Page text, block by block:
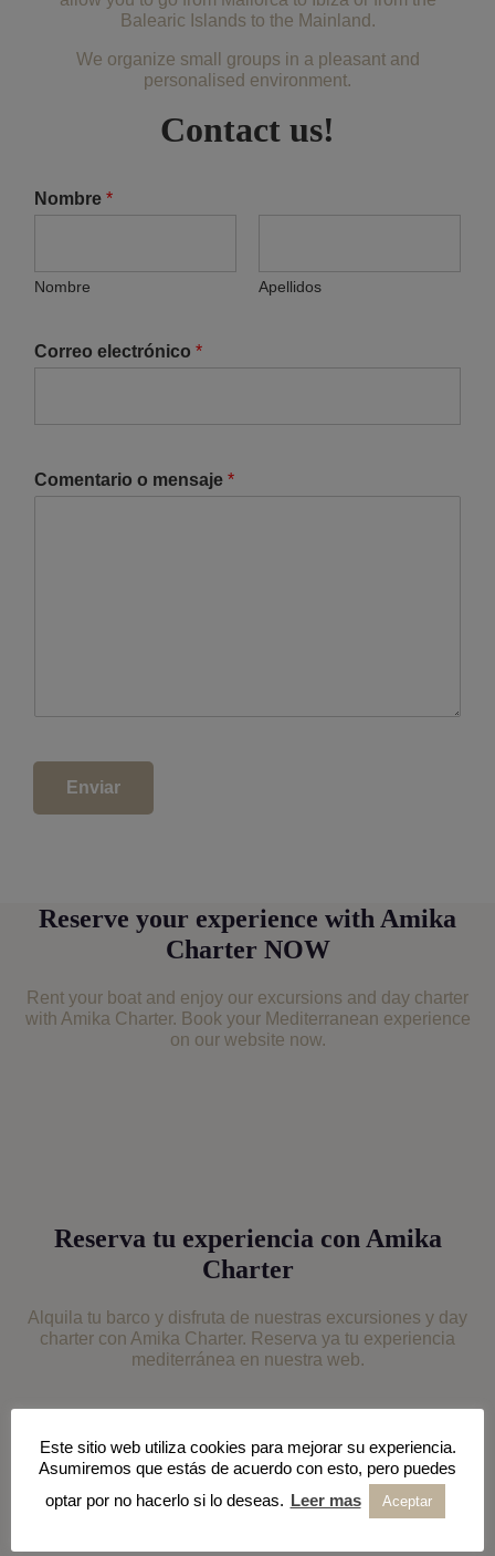
Balearic Islands to the Mainland.
We organize small groups in a pleasant and
personalised environment.
Contact us!
Nombre *
Nombre Apellidos
Correo electrónico *
Comentario o mensaje *
Enviar
FooterReserve your experience with Amika
Charter NOW
Rent your boat and enjoy our excursions and day charter
with Amika Charter. Book your Mediterranean experience
on our website now.
Reserva tu experiencia con Amika
Charter
Alquila tu barco y disfruta de nuestras excursiones y day
charter con Amika Charter. Reserva ya tu experiencia
mediterránea en nuestra web.
Este sitio web utiliza cookies para mejorar su experiencia.
Asumiremos que estás de acuerdo con esto, pero puedes
optar por no hacerlo si lo deseas. Leer mas Aceptar